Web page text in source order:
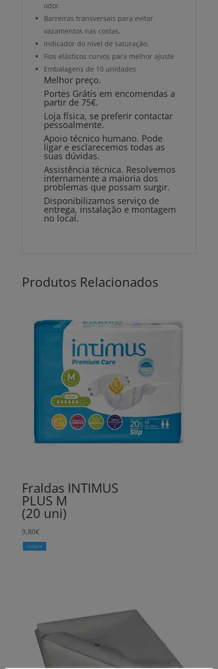
odor.
Barreiras transversais para evitar
vazamentos nas costas.
Indicador do nível de saturação.
Fios elásticos curvos para melhor ajuste
Embalagens de 10 unidades
Melhor preço.
Portes Grátis em encomendas a
partir de 75€.
Loja física, se preferir contactar
pessoalmente.
Apoio técnico humano. Pode
ligar e esclarecemos todas as
suas dúvidas.
Assistência técnica. Resolvemos
internamente a maioria dos
problemas que possam surgir.
Disponibilizamos serviço de
entrega, instalação e montagem
no local.
Produtos Relacionados
Fraldas INTIMUS
PLUS M
(20 uni)
9,80€
Comprar